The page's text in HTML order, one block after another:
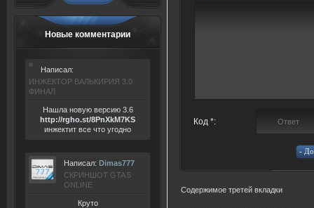
Новые комментарии
Написал:
ИНЖЕКТОР ВАЛЬКИРИЯ 3.0
ФИНАЛ
Нашла новую версию 3.6
http://rgho.st/8PnXkM7KS
инжектит все что угодно
Написал: Dimas777
СКРИНШОТ GTA 5
ONLINE
Круто
Код *:
Содержимое третей вкладки